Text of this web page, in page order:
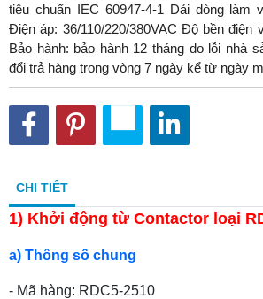
tiêu chuẩn IEC 60947-4-1 Dải dòng làm
Điện áp: 36/110/220/380VAC Độ bền điện
Bảo hành: bảo hành 12 tháng do lỗi nhà
đổi trả hàng trong vòng 7 ngày kể từ ngày
CHI TIẾT
1) Khởi động từ Contactor loại
a) Thông số chung
- Mã hàng: RDC5-2510